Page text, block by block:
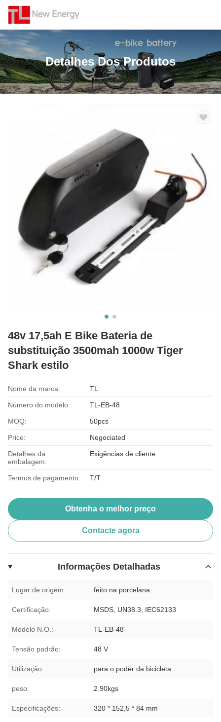
Detalhes Dos Produtos
48v 17,5ah E Bike Bateria de
substituição 3500mah 1000w Tiger
Shark estilo
Nome da marca: TL
Número do modelo: TL-EB-48
MOQ: 50pcs
Price: Negociated
Detalhes da
embalagem:
Exigências de cliente
Termos de pagamento: T/T
Obtenha o melhor preço
Contacte agora
Informações Detalhadas
Lugar de origem: feito na porcelana
Certificação: MSDS, UN38.3, IEC62133
Modelo N.O.: TL-EB-48
Tensão padrão: 48 V
Utilização: para o poder da bicicleta
peso: 2.90kgs
Especificações: 320 * 152,5 * 84 mm